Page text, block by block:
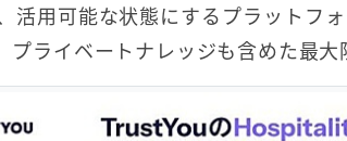
活用可能な状態にするプラットフ
プライベートナレッジも含めた最